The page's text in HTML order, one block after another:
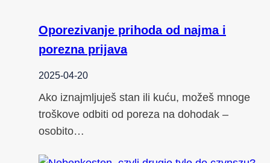
Oporezivanje prihoda od najma i
porezna prijava
2025-04-20
Ako iznajmljuješ stan ili kuću, možeš mnoge
troškove odbiti od poreza na dohodak –
osobito…